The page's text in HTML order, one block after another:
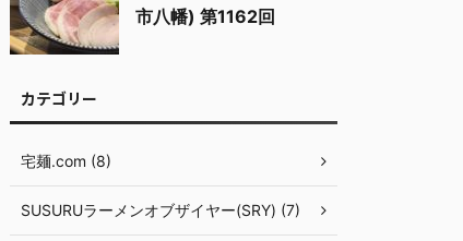
市八幡) 第1162回
カテゴリー
宅麺.com (8)
SUSURUラーメンオブザイヤー(SRY) (7)